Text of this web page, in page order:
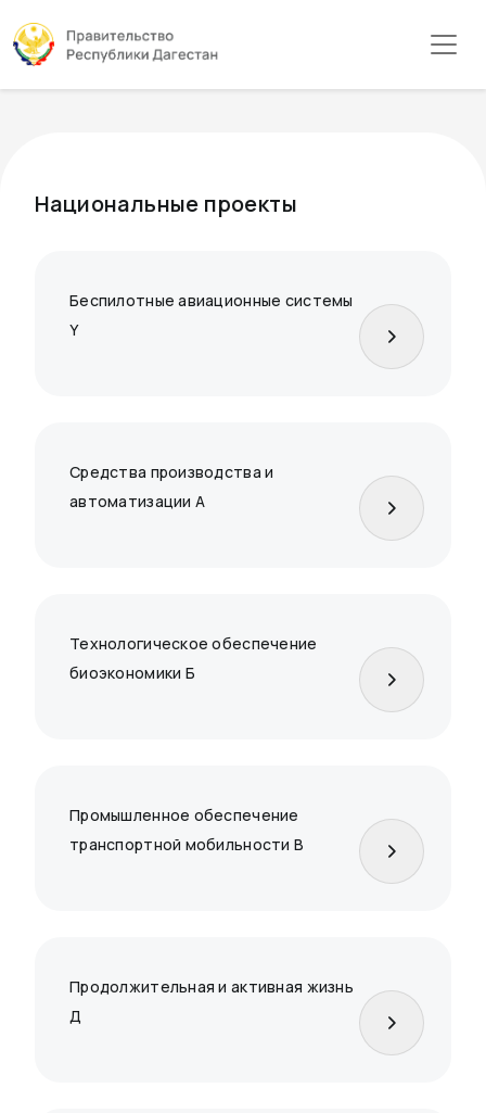
Национальные проекты
Беспилотные авиационные системы
Y
Средства производства и
автоматизации А
Технологическое обеспечение
биоэкономики Б
Промышленное обеспечение
транспортной мобильности В
Продолжительная и активная жизнь
Д